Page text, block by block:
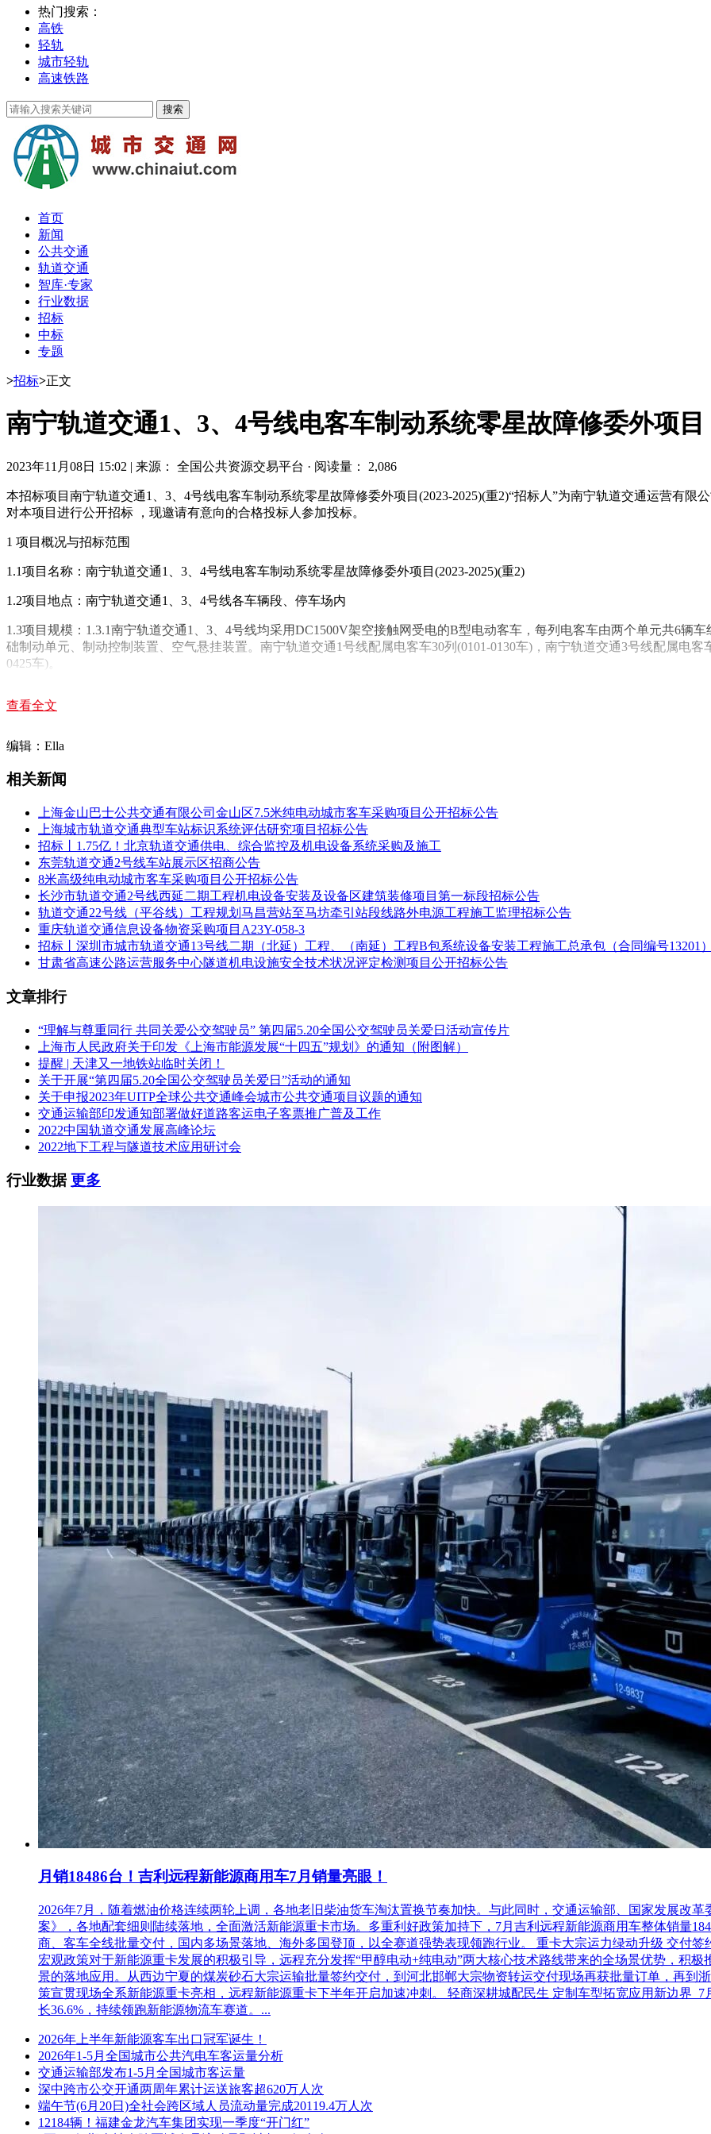
热门搜索：
高铁
轻轨
城市轻轨
高速铁路
首页
新闻
公共交通
轨道交通
智库·专家
行业数据
招标
中标
专题
>招标>正文
南宁轨道交通1、3、4号线电客车制动系统零星故障修委外项
2023年11月08日 15:02 | 来源： 全国公共资源交易平台 · 阅读量： 2,086
本招标项目南宁轨道交通1、3、4号线电客车制动系统零星故障修委外项目(2023-2025)(重2)“招标人”为南宁轨道交通运营有
对本项目进行公开招标 ，现邀请有意向的合格投标人参加投标。
1 项目概况与招标范围
1.1项目名称：南宁轨道交通1、3、4号线电客车制动系统零星故障修委外项目(2023-2025)(重2)
1.2项目地点：南宁轨道交通1、3、4号线各车辆段、停车场内
1.3项目规模：1.3.1南宁轨道交通1、3、4号线均采用DC1500V架空接触网受电的B型电动客车，每列电客车由两个单元共6辆
础制动单元、制动控制装置、空气悬挂装置。南宁轨道交通1号线配属电客车30列(0101-0130车)，南宁轨道交通3号线配属电客
0425车)。
接换新两种类型，维修为主的故障件经返厂修复后称为返修件，具体详见第六章用户需求书部件清单。设备故障维修包含故
装、软硬件的调试及质保期内出现故障免费维修等。其中，故障件的拆卸和返修件的安装，投标方需在每种设备的每次故障
外，招标方可根据现场生产需要，有权要求投标方提供本项目所涉及的19种设备的新备件，投标方需按合同签订的新备件价
件的具体数量详见第五章维修清单，具体生产厂家及规格型号详见第六章用户需求书部件清单。
1.5招标控制价(不含增值税)：本项目招标控制价为人民币353万元。其中，维修部分招标控制价为人民币185万元;备品备件部
清单维修部分及备品备件部分招标控制综合单价表。
1.6服务期：本项目计划服务期为3年(从合同完成签订开始计算36个月)，故障件的修复周期为60个自然日以内(即投标方自收
内)，新备件的供货周期为180个自然日以内(即投标方自收到招标方的书面供货通知之日起至货物交付到投标方指定地点的时
1.7质量要求：满足国家现行规范、标准、招标文件要求和项目实际需要。
2 投标人资格要求
2.1投标人为中华人民共和国境内依法设立的法人或其他组织(若以分公司名义参与投标，必须出具总公司授权参与的证明。)。
2.2资质要求：无
2.3业绩要求：投标人2018年01月01日至投标截止时间至少承接过1项类似项目业绩，类似业绩是指轨道交通或铁路制动系统
电客车制造业绩。
2.4投标人不得存在以下任一情形：
(1)投标人处于被责令停业状态。
(2)投标资格被住建部或应急管理部(原国家安监总局)或广西区或南宁市建设行政主管部门取消。
(4)在投标截止时间前3年内有骗取中标或严重违约或重大质量安全责任事故的情形。
2.5其他要求：单位负责人为同一人或者存在控股、管理关系的不同单位，不得参加同一标段投标或者未划分标段的同一招标
本项目不需报名。
4.2 招标文件的获取
投标人通过登陆全国公共资源交易平台(广西·南宁)后下载招标文件及相关资料。投标人如未按要求或未完整下载相关文件，
投标的，其责任由投标人自行承担。详见《南宁市公共资源交易监督管理委员会办公室关于在南宁市公共资源交易平台上传
通知》。
5 投标文件的递交
5.1 投标文件须密封后于2023年11月29日9时30分(北京时间)前递交，逾期送达的或者未送达指定地点的投标文件，招标人不予
5.2根据《南宁市机关事务管理局关于恢复非全流程电子招标采购项目现场递交投标(响应)文件模式的通知》南机事函〔2021
(1)递交地点：南宁市良庆区玉洞大道33号(青少年活动中心旁)南宁市民中心9楼南宁市公共资源交易中心开标厅(具体安排详见
5.2.2投标文件通过邮寄快递方式递交
(1)接收邮寄快递包裹的时间为工作日9：30～17：00。投标文件必须在投标截止时间前送达。招标采购代理机构签收邮寄包
效，后果由投标人自行承担。
(2)投标人应充分预留投标文件邮寄、送达所需要的时间。为确保邮寄包裹能及时送达，应选择邮寄运送时间有保障的快递公
(3)投标人在按照招标文件的要求装订、密封好投标文件后，应使用不透明、防水的邮寄袋(或箱)再次包裹已密封好的投标文
快递包裹出现破损导致投标文件包封破损的，视为不响应招标文件的密封要求，不予受理。
(4)投标文件邮寄地址为：广西壮族自治区南宁市青秀区云景路38号升禾绿城世界10栋202上海机电设备招标有限公司;收件人：
5.3开标地点为：南宁市良庆区玉洞大道33号南宁市民中心九楼南宁市公共资源交易中心(具体安排见九楼电子显示屏当日开标
5.4投标人可自行决定是否参加现场开标活动(限1人)。但参加现场开标活动的法定代表人或委托代理人须出示本人有效身份证
为授权人时提供)，以证明委托代理人的身份和被授权范围。
6 发布公告的媒介
本次招标公告同时在全国公共资源交易平台(广西·南宁)(http://ggzy.jgswj.gxzf.gov.cn/nnggzy/)、广西壮族自治区招标投标公共服
7招标纪律监督部门及电话
南宁轨道交通运营有限公司纪检监察室0771-2778084
8 联系方式
招 标 人：南宁轨道交通运营有限公司
地 址：南宁市青秀区云景路83号
查看全文
编辑：Ella
相关新闻
上海金山巴士公共交通有限公司金山区7.5米纯电动城市客车采购项目公开招标公告
上海城市轨道交通典型车站标识系统评估研究项目招标公告
招标丨1.75亿！北京轨道交通供电、综合监控及机电设备系统采购及施工
东莞轨道交通2号线车站展示区招商公告
8米高级纯电动城市客车采购项目公开招标公告
长沙市轨道交通2号线西延二期工程机电设备安装及设备区建筑装修项目第一标段招标公告
轨道交通22号线（平谷线）工程规划马昌营站至马坊牵引站段线路外电源工程施工监理招标公告
重庆轨道交通信息设备物资采购项目A23Y-058-3
招标丨深圳市城市轨道交通13号线二期（北延）工程、（南延）工程B包系统设备安装工程施工总承包（合同编号13201
甘肃省高速公路运营服务中心隧道机电设施安全技术状况评定检测项目公开招标公告
文章排行
“理解与尊重同行 共同关爱公交驾驶员” 第四届5.20全国公交驾驶员关爱日活动宣传片
上海市人民政府关于印发《上海市能源发展“十四五”规划》的通知（附图解）
提醒 | 天津又一地铁站临时关闭！
关于开展“第四届5.20全国公交驾驶员关爱日”活动的通知
关于申报2023年UITP全球公共交通峰会城市公共交通项目议题的通知
交通运输部印发通知部署做好道路客运电子客票推广普及工作
2022中国轨道交通发展高峰论坛
2022地下工程与隧道技术应用研讨会
行业数据更多
月销18486台！吉利远程新能源商用车7月销量亮眼！
2026年7月，随着燃油价格连续两轮上调，各地老旧柴油货车淘汰置换节奏加快。与此同时，交通运输部、国家发展改
案》，各地配套细则陆续落地，全面激活新能源重卡市场。多重利好政策加持下，7月吉利远程新能源商用车整体销量
商、客车全线批量交付，国内多场景落地、海外多国登顶，以全赛道强势表现领跑行业。 重卡大宗运力绿动升级 交付
宏观政策对于新能源重卡发展的积极引导，远程充分发挥“甲醇电动+纯电动”两大核心技术路线带来的全场景优势，积
景的落地应用。从西边宁夏的煤炭砂石大宗运输批量签约交付，到河北邯郸大宗物资转运交付现场再获批量订单，再到
策宣贯现场全系新能源重卡亮相，远程新能源重卡下半年开启加速冲刺。 轻商深耕城配民生 定制车型拓宽应用新边界
长36.6%，持续领跑新能源物流车赛道。...
2026年上半年新能源客车出口冠军诞生！
2026年1-5月全国城市公共汽电车客运量分析
交通运输部发布1-5月全国城市客运量
深中跨市公交开通两周年累计运送旅客超620万人次
端午节(6月20日)全社会跨区域人员流动量完成20119.4万人次
12184辆！福建金龙汽车集团实现一季度“开门红”